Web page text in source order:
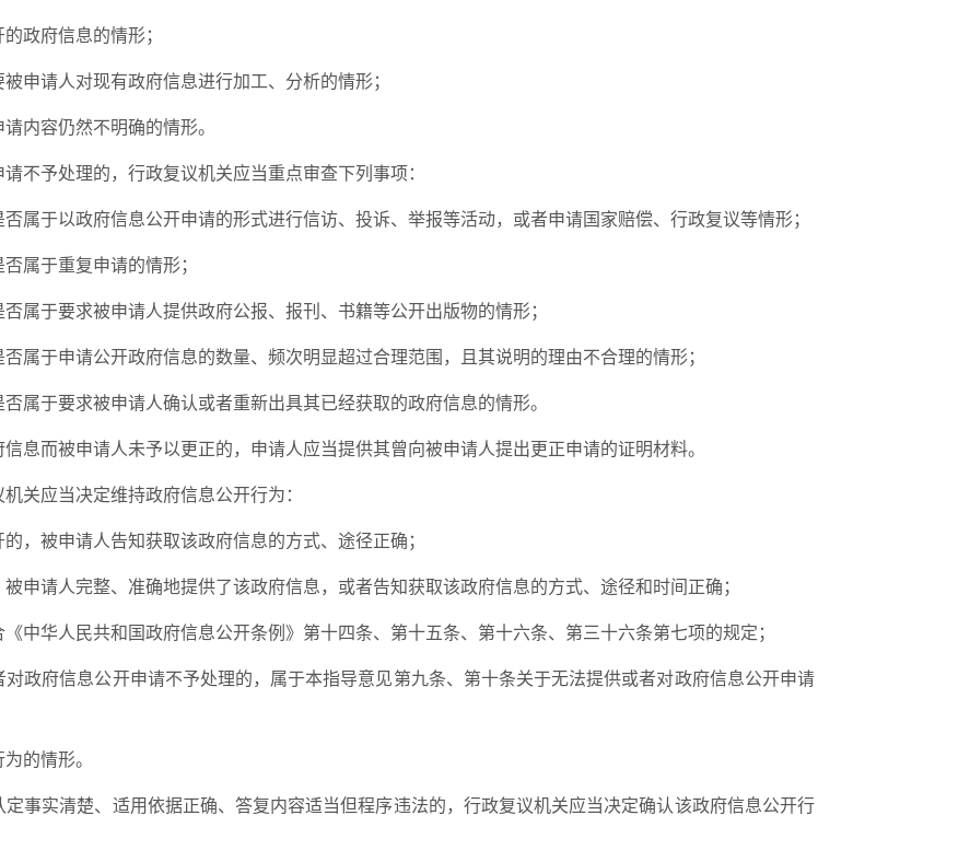
政府信息的情形；
申请人对现有政府信息进行加工、分析的情形；
内容仍然不明确的情形。
不予处理的，行政复议机关应当重点审查下列事项：
属于以政府信息公开申请的形式进行信访、投诉、举报等活动，或者申请国家赔偿、行政复议等情形；
属于重复申请的情形；
属于要求被申请人提供政府公报、报刊、书籍等公开出版物的情形；
属于申请公开政府信息的数量、频次明显超过合理范围，且其说明的理由不合理的情形；
属于要求被申请人确认或者重新出具其已经获取的政府信息的情形。
息而被申请人未予以更正的，申请人应当提供其曾向被申请人提出更正申请的证明材料。
关应当决定维持政府信息公开行为：
，被申请人告知获取该政府信息的方式、途径正确；
申请人完整、准确地提供了该政府信息，或者告知获取该政府信息的方式、途径和时间正确；
中华人民共和国政府信息公开条例》第十四条、第十五条、第十六条、第三十六条第七项的规定；
对政府信息公开申请不予处理的，属于本指导意见第九条、第十条关于无法提供或者对政府信息公开申请
的情形。
事实清楚、适用依据正确、答复内容适当但程序违法的，行政复议机关应当决定确认该政府信息公开行